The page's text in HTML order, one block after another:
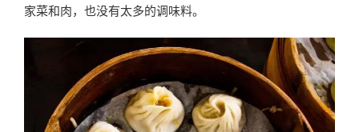
家菜和肉，也没有太多的调味料。